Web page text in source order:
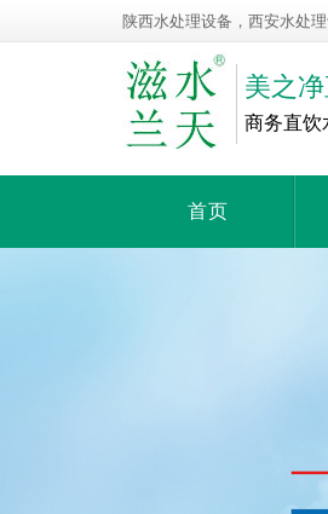
陕西水处理设备，西安水处
美之
商务直饮
首页